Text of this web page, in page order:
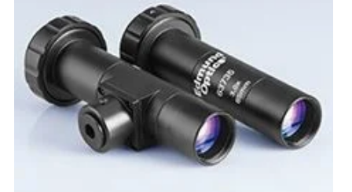
| 光學組装
Components | SCHOTT 光
| 紅外線光學產品
| 雷射分光鏡
| 雷射顯微鏡
Isolators | 晶體和隔離器
| 雷射偏光片
| 反射物鏡
Objectives
Lighting |顯微鏡照明
Systems| 體視顯微鏡系統
| 影視製作和高級攝影
Accessories | 成像鏡頭配件
Cameras | IDS 相機
Labs Cameras™ | Lucid Vision
| Pixelink 相機
and Roughness Standards | 表
糙度標準
Tools | 量測工具
Components | 主動光學元件
and Detection
驗室套件
| 雷射防護
Production
Processing
Tomography
Production
Targets
and Detection
and Production | 清倉實驗室
Targets
and Detection
and Production | 重新認證實